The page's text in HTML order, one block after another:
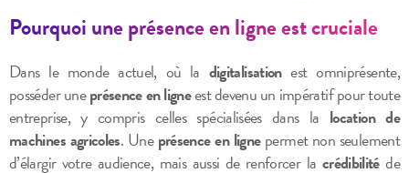
Pourquoi une présence en ligne est cruciale
Dans le monde actuel, où la digitalisationest omniprésente,
posséder uneprésence en ligneest devenu un impératif pour toute
entreprise, y compris celles spécialisées dans la location de
machines agricoles. Uneprésence en lignepermet non seulement
d’élargir votre audience, mais aussi de renforcer la crédibilitéde